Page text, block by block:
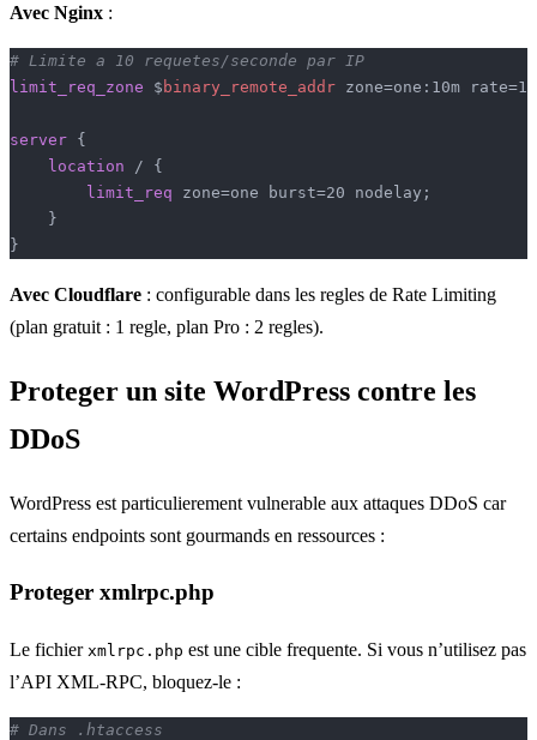
Avec Nginx :
# Limite a 10 requetes/seconde par IP
limit_req_zone $ binary_remote_addr zone=one:10m
server {
    location
/ {
        limit_req
zone=one burst=20 nodelay;
    }
}
Avec Cloudflare : configurable dans les regles de Rate Limiting
(plan gratuit : 1 regle, plan Pro : 2 regles).
Proteger un site WordPress contre les
DDoS
WordPress est particulierement vulnerable aux attaques DDoS car
certains endpoints sont gourmands en ressources :
Proteger xmlrpc.php
Le fichier xmlrpc.php est une cible frequente. Si vous n’utilisez pas
l’API XML-RPC, bloquez-le :
# Dans .htaccess